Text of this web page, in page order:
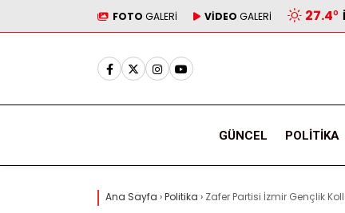
FOTO GALERİ VİDEO GALERİ 27.4°
GÜNCEL POLITIKA
Ana Sayfa ›Politika › Zafer Partisi İzmir Gençlik